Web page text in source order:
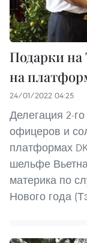
Подарки на
на
24/01/2022 04:25
Делегация 2-
офицеров и
платформах
шельфе
материка по
Нового года